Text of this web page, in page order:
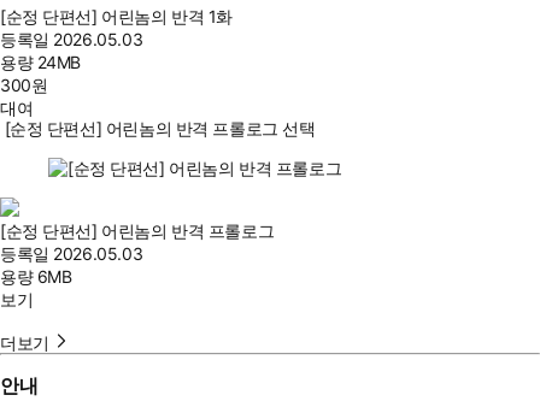
[순정 단편선] 어린놈의 반격 1화
등록일 2026.05.03
용량 24MB
300원
대여
[순정 단편선] 어린놈의 반격 프롤로그 선택
[순정 단편선] 어린놈의 반격 프롤로그
등록일 2026.05.03
용량 6MB
보기
더보기
안내